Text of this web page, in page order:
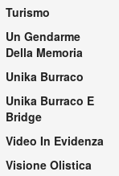
Turismo
Un Gendarme
Della Memoria
Unika Burraco
Unika Burraco E
Bridge
Video In Evidenza
Visione Olistica